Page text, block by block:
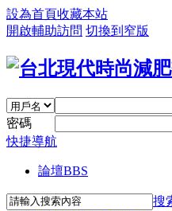
設為首頁收藏本站
開啟輔助訪問 切換到窄版
密碼
快捷導航
論壇BBS
搜